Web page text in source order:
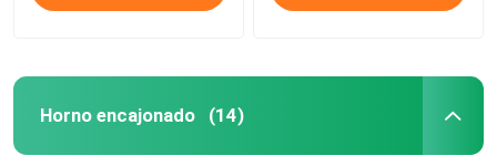
Horno encajonado (14)